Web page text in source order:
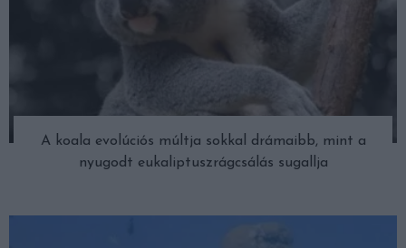
A koala evolúciós múltja sokkal drámaibb, mint a
nyugodt eukaliptuszrágcsálás sugallja